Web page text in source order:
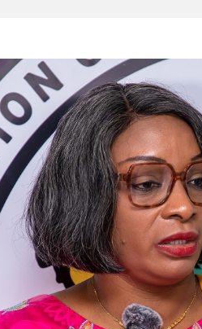
de bureaux de vote : vos informations à
à 16h
des résultats globaux provisoires et
et communales : ce 4 juin à 18h
la publication des résultats partiels des